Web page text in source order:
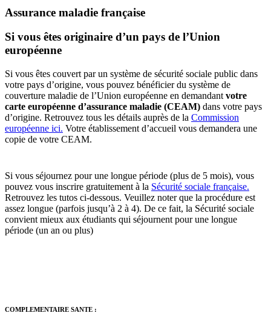
Assurance maladie française
Si vous êtes originaire d’un pays de l’Union
européenne
Si vous êtes couvert par un système de sécurité sociale public dans
votre pays d’origine, vous pouvez bénéficier du système de
couverture maladie de l’Union européenne en demandant votre
carte européenne d’assurance maladie (CEAM) dans votre pays
d’origine. Retrouvez tous les détails auprès de la Commission
européenne ici. Votre établissement d’accueil vous demandera une
copie de votre CEAM.
Si vous séjournez pour une longue période (plus de 5 mois), vous
pouvez vous inscrire gratuitement à la Sécurité sociale française.
Retrouvez les tutos ci-dessous. Veuillez noter que la procédure est
assez longue (parfois jusqu’à 2 à 4). De ce fait, la Sécurité sociale
convient mieux aux étudiants qui séjournent pour une longue
période (un an ou plus)
COMPLEMENTAIRE SANTE :